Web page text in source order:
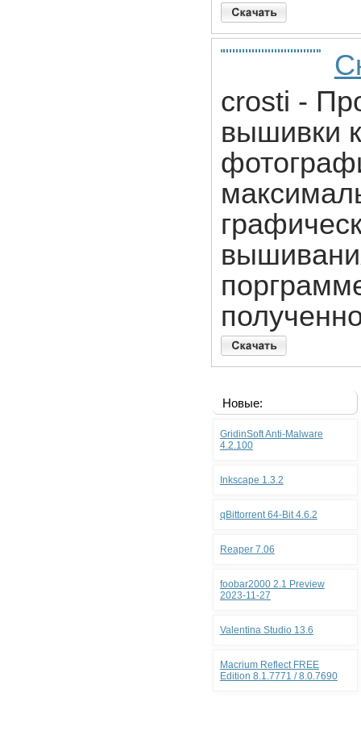
crosti -
вышивки
Новые:
GridinSoft Anti-Malware
4.2.100
Inkscape 1.3.2
qBittorrent 64-Bit 4.6.2
Reaper 7.06
foobar2000 2.1 Preview
2023-11-27
Valentina Studio 13.6
Macrium Reflect FREE
Edition 8.1.7771 / 8.0.7690